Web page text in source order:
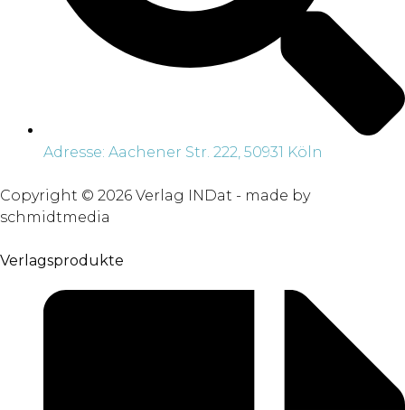
Adresse: Aachener Str. 222, 50931 Köln
Copyright © 2026 Verlag INDat - made by
schmidtmedia
Verlagsprodukte